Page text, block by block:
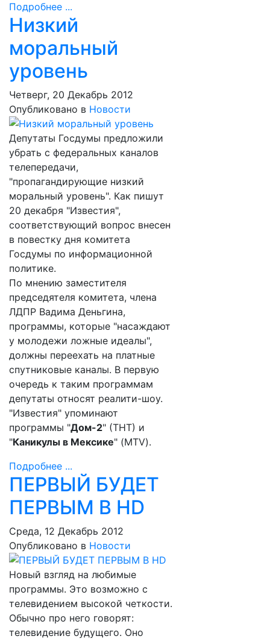
Подробнее ...
Низкий
моральный
уровень
Четверг, 20 Декабрь 2012
Опубликовано в Новости
Депутаты Госдумы предложили
убрать с федеральных каналов
телепередачи,
"пропагандирующие низкий
моральный уровень". Как пишут
20 декабря "Известия",
соответствующий вопрос внесен
в повестку дня комитета
Госдумы по информационной
политике.
По мнению заместителя
председятеля комитета, члена
ЛДПР Вадима Деньгина,
программы, которые "насаждают
у молодежи ложные идеалы",
должны переехать на платные
спутниковые каналы. В первую
очередь к таким программам
депутаты относят реалити-шоу.
"Известия" упоминают
программы "Дом-2" (ТНТ) и
"Каникулы в Мексике" (MTV).
Подробнее ...
ПЕРВЫЙ БУДЕТ
ПЕРВЫМ В HD
Среда, 12 Декабрь 2012
Опубликовано в Новости
Новый взгляд на любимые
программы. Это возможно с
телевидением высокой четкости.
Обычно про него говорят:
телевидение будущего. Оно